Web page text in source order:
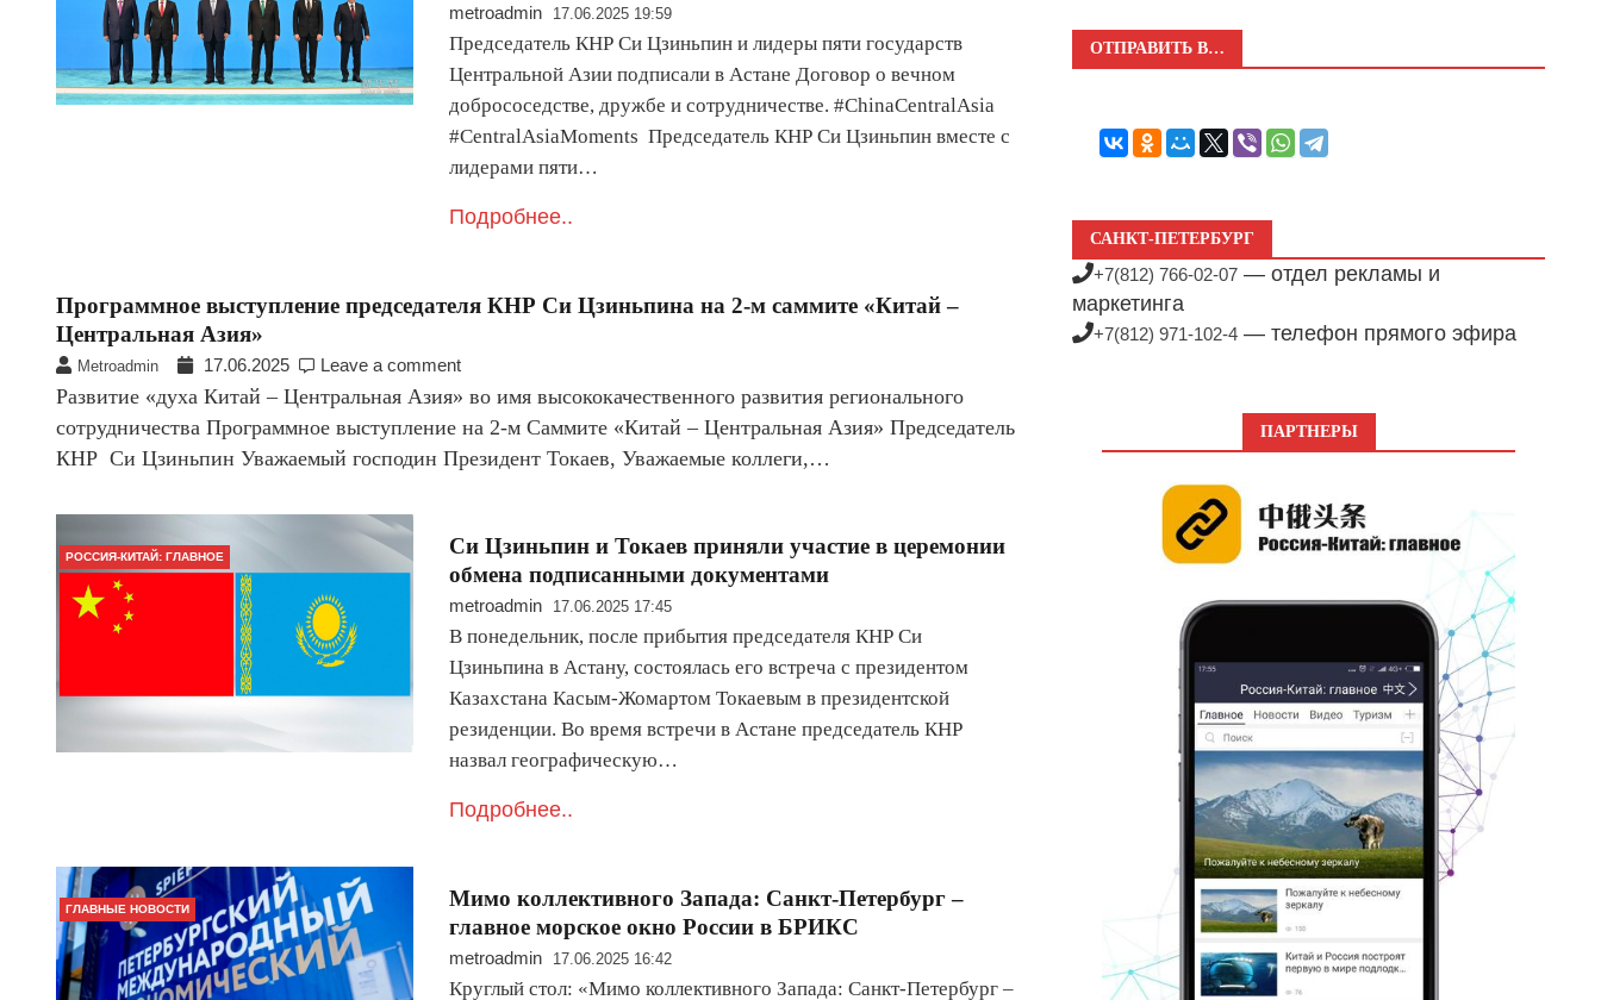
metroadmin 17.06.2025 19:59
Председатель КНР Си Цзиньпин и лидеры пяти государств
Центральной Азии подписали в Астане Договор о вечном
добрососедстве, дружбе и сотрудничестве. #ChinaCentralAsia
#CentralAsiaMoments Председатель КНР Си Цзиньпин вместе с
лидерами пяти…
Подробнее..
Программное выступление председателя КНР Си Цзиньпина на 2-м саммите «Китай –
Центральная Азия»
Metroadmin 17.06.2025 Leave a comment
Развитие «духа Китай – Центральная Азия» во имя высококачественного развития регионального
сотрудничества Программное выступление на 2-м Саммите «Китай – Центральная Азия» Председатель
КНР Си Цзиньпин Уважаемый господин Президент Токаев, Уважаемые коллеги,…
РОССИЯ-КИТАЙ: ГЛАВНОЕ
Си Цзиньпин и Токаев приняли участие в церемонии
обмена подписанными документами
metroadmin 17.06.2025 17:45
В понедельник, после прибытия председателя КНР Си
Цзиньпина в Астану, состоялась его встреча с президентом
Казахстана Касым-Жомартом Токаевым в президентской
резиденции. Во время встречи в Астане председатель КНР
назвал географическую…
Подробнее..
ГЛАВНЫЕ НОВОСТИ
Мимо коллективного Запада: Санкт-Петербург –
главное морское окно России в БРИКС
metroadmin 17.06.2025 16:42
Круглый стол: «Мимо коллективного Запада: Санкт-Петербург –
ОТПРАВИТЬ В…
САНКТ-ПЕТЕРБУРГ
+7(812) 766-02-07 — отдел рекламы и
маркетинга
+7(812) 971-102-4 — телефон прямого эфира
ПАРТНЕРЫ